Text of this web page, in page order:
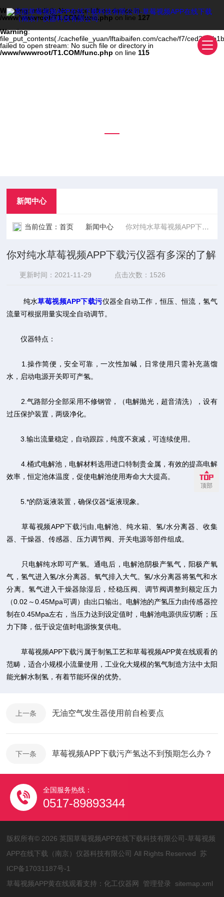
Warning: mkdir(): No space left on device in
/www/wwwroot/T1.COM/func.phpon line127
Warning:
file_put_contents(./cachefile_yuan/lftaibaifen.com/cache/f7/ced26/
failed to open stream: No such file or directory in
/www/wwwroot/T1.COM/func.php on line 115
新闻中心
当前位置：首页 新闻中心 你对纯水草莓视频APP下载污仪器有多深的了解
你对纯水草莓视频APP下载污仪器有多深的了解
更新时间：2021-11-29 点击次数：1526
纯水草莓视频APP下载污仪器全自动工作，恒压、恒流，氢气
流量可根据用量实现全自动调节。
仪器特点：
1.操作简便，安全可靠，一次性加碱，日常使用只需补充蒸馏
水，启动电源开关即可产氢。
2.气路部分全部采用不修钢管，（电解抛光，超音清洗），设有
过压保护装置，两级净化。
3.输出流量稳定，自动跟踪，纯度不衰减，可连续使用。
4.桶式电解池，电解材料选用进口特制贵金属，有效的提高电解
效率，恒定池体温度，促使电解池使用寿命大大提高。
5.*的防返液装置，确保仪器*返液现象。
草莓视频APP下载污由,电解池、纯水箱、氢/水分离器、收集
器、干燥器、传感器、压力调节阀、开关电源等部件组成。
只电解纯水即可产氢。通电后，电解池阴极产氢气，阳极产氧
气，氢气进入氢/水分离器。氧气排入大气。氢/水分离器将氢气和水
分离。氢气进入干燥器除湿后，经稳压阀、调节阀调整到额定压力
（0.02～0.45Mpa可调）由出口输出。电解池的产氢压力由传感器控
制在0.45Mpa左右，当压力达到设定值时，电解池电源供应切断；压
力下降，低于设定值时电源恢复供电。
草莓视频APP下载污属于制氢工艺和草莓视频APP黄在线观看的
范畴，适合小规模小流量使用，工业化大规模的氢气制造方法中太阳
能光解水制氢，有着节能环保的优势。
上一条 无油空气发生器使用前自检要点
下一条 草莓视频APP下载污产氢达不到预期怎么办？
全国服务热线：
0517-89893344
版权所有© 2026 英国草莓视频APP在线下载科技有限公司-草莓视频
APP在线下载（南京）仪器科技有限公司 All Rights Reserved苏
ICP备17031187号-1
草莓视频APP黄在线观看支持：化工仪器网 管理登录 sitemap.xml
顶部